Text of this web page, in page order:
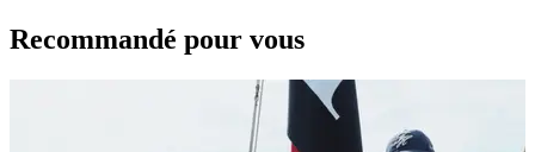
Recommandé pour vous